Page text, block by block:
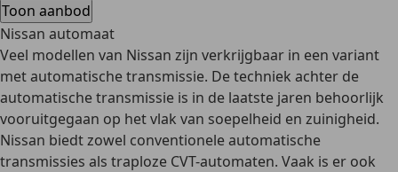
Toon aanbod
Nissan automaat
Veel modellen van Nissan zijn verkrijgbaar in een variant
met automatische transmissie. De techniek achter de
automatische transmissie is in de laatste jaren behoorlijk
vooruitgegaan op het vlak van soepelheid en zuinigheid.
Nissan biedt zowel conventionele automatische
transmissies als traploze CVT-automaten. Vaak is er ook